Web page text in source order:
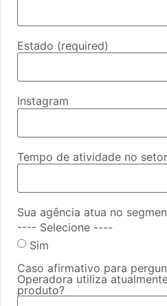
Estado (required)
Instagram
Tempo de atividade no setor
Sua agência atua no
---- Selecione ----
Sim
Caso afirmativo para
Operadora utiliza
produto?